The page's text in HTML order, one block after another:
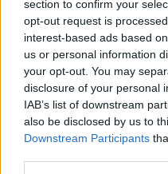
section to confirm your
opt-out request is
interest-based ads based
us or personal information
your opt-out. You may
disclosure of your personal
IAB’s list of downstream
also be disclosed by us to
Downstream Participants
Η Ελλάδα υπέβαλε
ρήτρας διαφυγής –